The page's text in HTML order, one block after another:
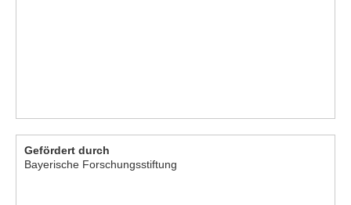
Gefördert durch
Bayerische Forschungsstiftung